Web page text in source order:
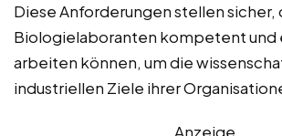
Diese Anforderungen stellen sicher,
Biologielaboranten kompetent und
arbeiten können, um die
industriellen Ziele ihrer
Anzeige